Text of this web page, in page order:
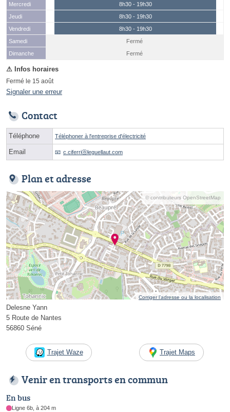
Mercredi
8h30 - 19h30
Jeudi
8h30 - 19h30
Vendredi
8h30 - 19h30
Samedi
(15 août)
Fermé
Dimanche
Fermé
Fermé le 15 août
Signaler une erreur
Contact
Téléphone Téléphoner à l'entreprise d'électricité
Email c.ciferriⓐleguellaut.com
Plan et adresse
© contributeurs OpenStreetMap
Corriger l’adresse ou la localisation
Delesne Yann
5 Route de Nantes
56860 Séné
Trajet Waze Trajet Maps
Venir en transports en commun
En bus
Ligne 6b, à 204 m